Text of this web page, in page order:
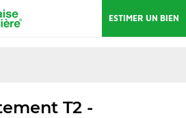
ESTIMER UN BIEN
T2 -